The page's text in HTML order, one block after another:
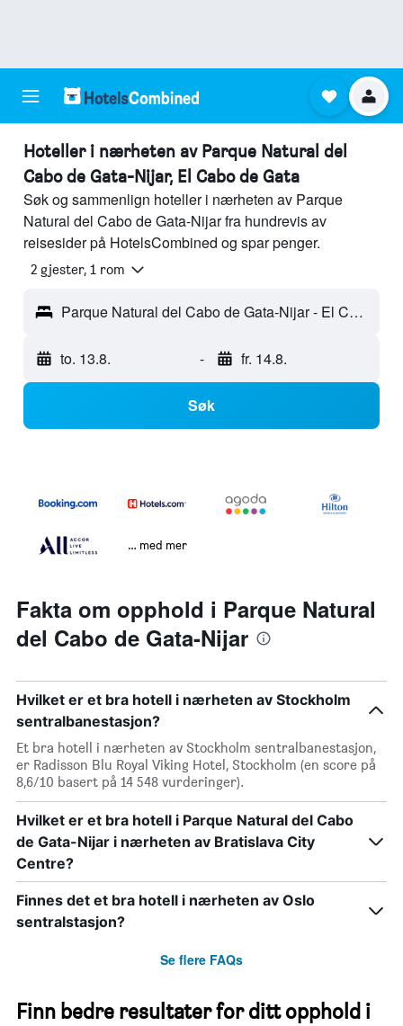
Hoteller i nærheten av Parque Natural del
Cabo de Gata-Nijar, El Cabo de Gata
Søk og sammenlign hoteller i nærheten av Parque
Natural del Cabo de Gata-Nijar fra hundrevis av
reisesider på HotelsCombined og spar penger.
2 gjester, 1 rom
Parque Natural del Cabo de Gata-Nijar - El Cabo de Gata, Andalusia, Spania
to. 13.8. - fr. 14.8.
Søk
… med mer
Fakta om opphold i Parque Natural
del Cabo de Gata-Nijar
Hvilket er et bra hotell i nærheten av Stockholm
sentralbanestasjon?
Et bra hotell i nærheten av Stockholm sentralbanestasjon,
er Radisson Blu Royal Viking Hotel, Stockholm (en score på
8,6/10 basert på 14 548 vurderinger).
Hvilket er et bra hotell i Parque Natural del Cabo
de Gata-Nijar i nærheten av Bratislava City
Centre?
Finnes det et bra hotell i nærheten av Oslo
sentralstasjon?
Se flere FAQs
Finn bedre resultater for ditt opphold i